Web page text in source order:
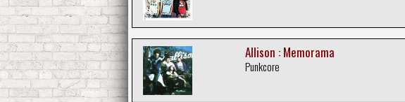
Allison : Memorama
Punkcore